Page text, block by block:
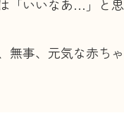
「いいなあ…」と思
無事、元気な赤ちゃ